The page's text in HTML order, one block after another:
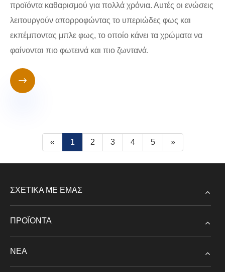
προϊόντα καθαρισμού για πολλά χρόνια. Αυτές οι ενώσεις
λειτουργούν απορροφώντας το υπεριώδες φως και
εκπέμποντας μπλε φως, το οποίο κάνει τα χρώματα να
φαίνονται πιο φωτεινά και πιο ζωντανά.

« 1 2 3 4 5 »
ΣΧΕΤΙΚΆ ΜΕ ΕΜΆΣ
ΠΡΟΪΌΝΤΑ
ΝΈΑ